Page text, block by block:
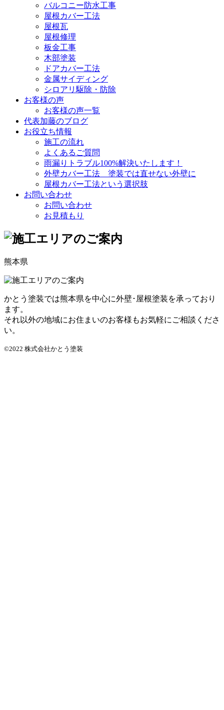
バルコニー防水工事
屋根カバー工法
屋根瓦
屋根修理
板金工事
木部塗装
ドアカバー工法
金属サイディング
シロアリ駆除・防除
お客様の声
お客様の声一覧
代表加藤のブログ
お役立ち情報
施工の流れ
よくあるご質問
雨漏りトラブル100%解決いたします！
外壁カバー工法 塗装では直せない外壁に
屋根カバー工法という選択肢
お問い合わせ
お問い合わせ
お見積もり
熊本県
かとう塗装では熊本県を中心に外壁･屋根塗装を承っており
ます。
それ以外の地域にお住まいのお客様もお気軽にご相談くださ
い。
©2022 株式会社かとう塗装